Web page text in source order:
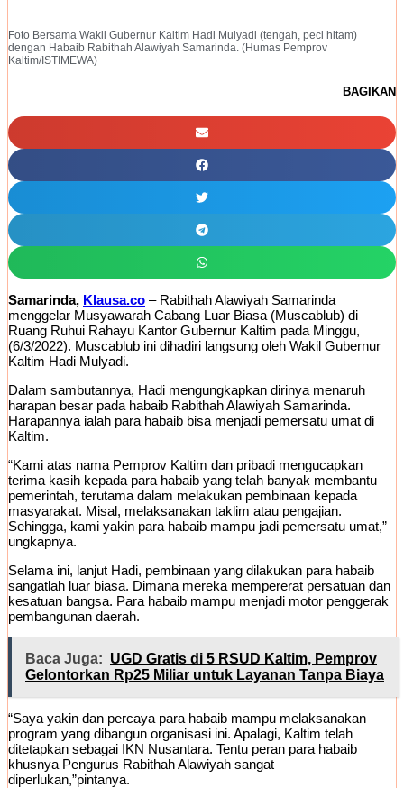
Foto Bersama Wakil Gubernur Kaltim Hadi Mulyadi (tengah, peci hitam)
dengan Habaib Rabithah Alawiyah Samarinda. (Humas Pemprov
Kaltim/ISTIMEWA)
BAGIKAN
Samarinda, Klausa.co – Rabithah Alawiyah Samarinda
menggelar Musyawarah Cabang Luar Biasa (Muscablub) di
Ruang Ruhui Rahayu Kantor Gubernur Kaltim pada Minggu,
(6/3/2022). Muscablub ini dihadiri langsung oleh Wakil Gubernur
Kaltim Hadi Mulyadi.
Dalam sambutannya, Hadi mengungkapkan dirinya menaruh
harapan besar pada habaib Rabithah Alawiyah Samarinda.
Harapannya ialah para habaib bisa menjadi pemersatu umat di
Kaltim.
“Kami atas nama Pemprov Kaltim dan pribadi mengucapkan
terima kasih kepada para habaib yang telah banyak membantu
pemerintah, terutama dalam melakukan pembinaan kepada
masyarakat. Misal, melaksanakan taklim atau pengajian.
Sehingga, kami yakin para habaib mampu jadi pemersatu umat,”
ungkapnya.
Selama ini, lanjut Hadi, pembinaan yang dilakukan para habaib
sangatlah luar biasa. Dimana mereka mempererat persatuan dan
kesatuan bangsa. Para habaib mampu menjadi motor penggerak
pembangunan daerah.
Baca Juga: UGD Gratis di 5 RSUD Kaltim, Pemprov
Gelontorkan Rp25 Miliar untuk Layanan Tanpa Biaya
“Saya yakin dan percaya para habaib mampu melaksanakan
program yang dibangun organisasi ini. Apalagi, Kaltim telah
ditetapkan sebagai IKN Nusantara. Tentu peran para habaib
khusnya Pengurus Rabithah Alawiyah sangat
diperlukan,”pintanya.